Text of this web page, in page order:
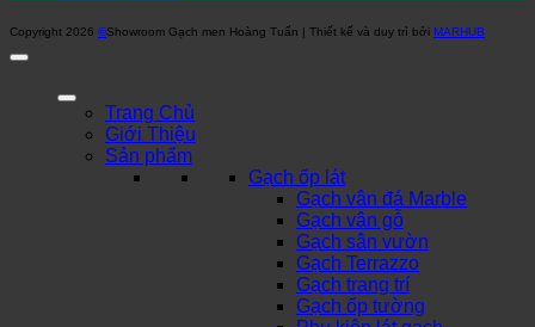
Copyright 2026 ©Showroom Gạch men Hoàng Tuấn | Thiết kế và duy trì bởi MARHUB
Trang Chủ
Giới Thiệu
Sản phẩm
Gạch ốp lát
Gạch vân đá Marble
Gạch vân gỗ
Gạch sân vườn
Gạch Terrazzo
Gạch trang trí
Gạch ốp tường